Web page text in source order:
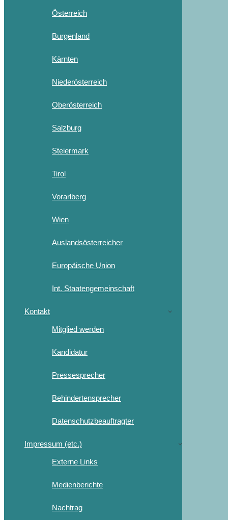
Österreich
Burgenland
Kärnten
Niederösterreich
Oberösterreich
Salzburg
Steiermark
Tirol
Vorarlberg
Wien
Auslandsösterreicher
Europäische Union
Int. Staatengemeinschaft
Kontakt
Mitglied werden
Kandidatur
Pressesprecher
Behindertensprecher
Datenschutzbeauftragter
Impressum (etc.)
Externe Links
Medienberichte
Nachtrag